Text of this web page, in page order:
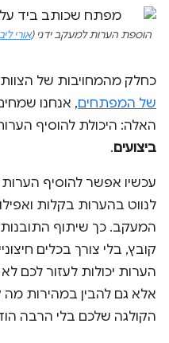
הוספת הערות למעקב ידני (אורי
כחלק מהמחויבות של הצוות
של המפתחים, אנחנו
האלה: היכולת להוסיף
ביצועים.
עכשיו אפשר להוסיף
לנווט בהערות בקלות
המעקב. כך שיתוף
קובץ, בלי צורך בכלים
הערות יכולות לעזור לכם
אלא גם להבין במהירות
הקולגה שלכם בלי הרבה